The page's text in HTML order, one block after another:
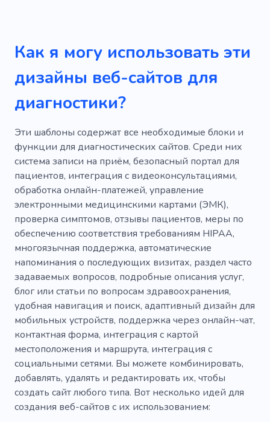
Первичная медицинская помощь
Медицинская помощь
Экстремальный
Сбор средств
Рейтинг
Включить
Психическое здоровье
Редакционный
Чрезвычайный
Хаб
Индивидуальный заказ
Корчма
Интерпретация
Младший
Аккуратный
Предсказатель
Религия
Лифт
Лаборатория
Больница
Клиника
Биология
Генетика
Здравоохранение
Ядро
Цель
Снимок
Заявление
Тонкий
Нефильтрованный
Назначение
Важность
Потребность
Релевантный
Настройка
Обновление
Тест
Как я могу использовать эти
дизайны веб-сайтов для
диагностики?
Эти шаблоны содержат все необходимые блоки и
функции для диагностических сайтов. Среди них
система записи на приём, безопасный портал для
пациентов, интеграция с видеоконсультациями,
обработка онлайн-платежей, управление
электронными медицинскими картами (ЭМК),
проверка симптомов, отзывы пациентов, меры по
обеспечению соответствия требованиям HIPAA,
многоязычная поддержка, автоматические
напоминания о последующих визитах, раздел часто
задаваемых вопросов, подробные описания услуг,
блог или статьи по вопросам здравоохранения,
удобная навигация и поиск, адаптивный дизайн для
мобильных устройств, поддержка через онлайн-чат,
контактная форма, интеграция с картой
местоположения и маршрута, интеграция с
социальными сетями. Вы можете комбинировать,
добавлять, удалять и редактировать их, чтобы
создать сайт любого типа. Вот несколько идей для
создания веб-сайтов с их использованием: